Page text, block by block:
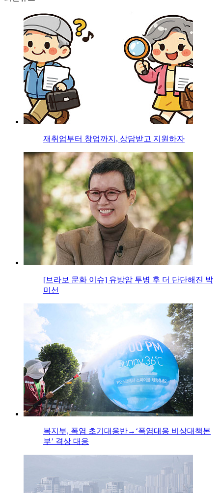
재취업부터 창업까지, 상담받고 지원하자
[브라보 문화 이슈] 유방암 투병 후 더 단단해진 박
미선
복지부, 폭염 초기대응반→‘폭염대응 비상대책본
부’ 격상 대응